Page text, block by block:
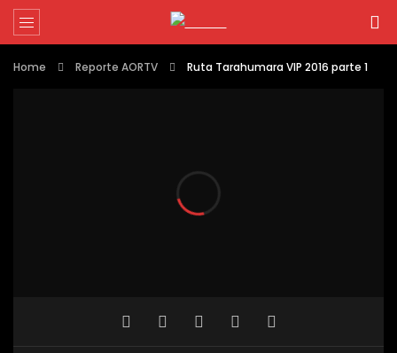
Home Reporte AORTV Ruta Tarahumara VIP 2016 parte 1